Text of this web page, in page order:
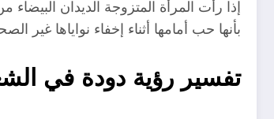
إذا رأت المرأة المتزوجة الديدان
بأنها حب أمامها أثناء إخفاء نواياها غير
تفسير رؤية دودة في